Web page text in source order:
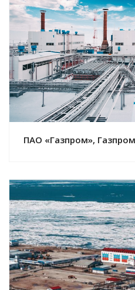
Смотреть
ПАО «Газпром»,
Смотреть